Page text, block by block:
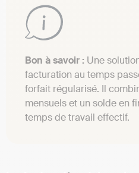
Bon à savoir : Une
facturation au temps
forfait régularisé. Il
mensuels et un solde en
temps de travail effectif.